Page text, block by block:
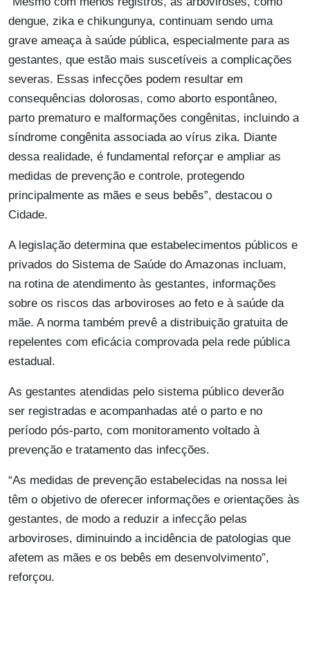
dengue, zika e chikungunya, continuam sendo uma
grave ameaça à saúde pública, especialmente para as
gestantes, que estão mais suscetíveis a complicações
severas. Essas infecções podem resultar em
consequências dolorosas, como aborto espontâneo,
parto prematuro e malformações congênitas, incluindo a
síndrome congênita associada ao vírus zika. Diante
dessa realidade, é fundamental reforçar e ampliar as
medidas de prevenção e controle, protegendo
principalmente as mães e seus bebês”, destacou o
Cidade.
A legislação determina que estabelecimentos públicos e
privados do Sistema de Saúde do Amazonas incluam,
na rotina de atendimento às gestantes, informações
sobre os riscos das arboviroses ao feto e à saúde da
mãe. A norma também prevê a distribuição gratuita de
repelentes com eficácia comprovada pela rede pública
estadual.
As gestantes atendidas pelo sistema público deverão
ser registradas e acompanhadas até o parto e no
período pós-parto, com monitoramento voltado à
prevenção e tratamento das infecções.
“As medidas de prevenção estabelecidas na nossa lei
têm o objetivo de oferecer informações e orientações às
gestantes, de modo a reduzir a infecção pelas
arboviroses, diminuindo a incidência de patologias que
afetem as mães e os bebês em desenvolvimento”,
reforçou.